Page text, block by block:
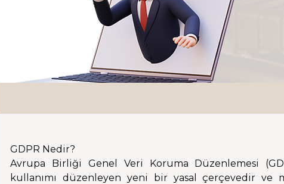
GDPR Nedir?
Avrupa Birliği Genel Veri Koruma Düzenlemesi
kullanımı düzenleyen yeni bir yasal çerçevedir ve